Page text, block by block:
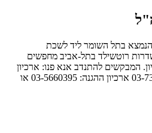
הנמצא בתל השומר ליד לשכת
רוטשילד בתל-אביב מחפשים
המבקשים להתנדב אנא פנו: ארכיון
צה"ל ומערכת הביטחון: 03-7380500 ארכיון ההגנה: 03-5660395 או